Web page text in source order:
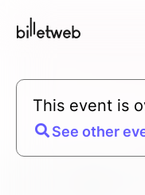
This event is
See other